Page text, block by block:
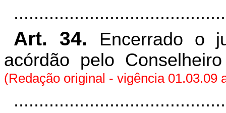
Art. 34.
Encerrado o
acórdão pelo
(Redação original - vigência 01.03.09